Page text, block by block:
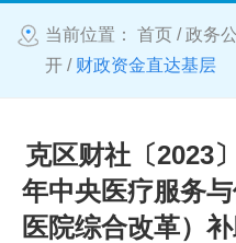
当前位置： 首页 /政务
开 / 财政资金直达基层
克区财社〔2023
年中央医疗服务
医院综合改革）